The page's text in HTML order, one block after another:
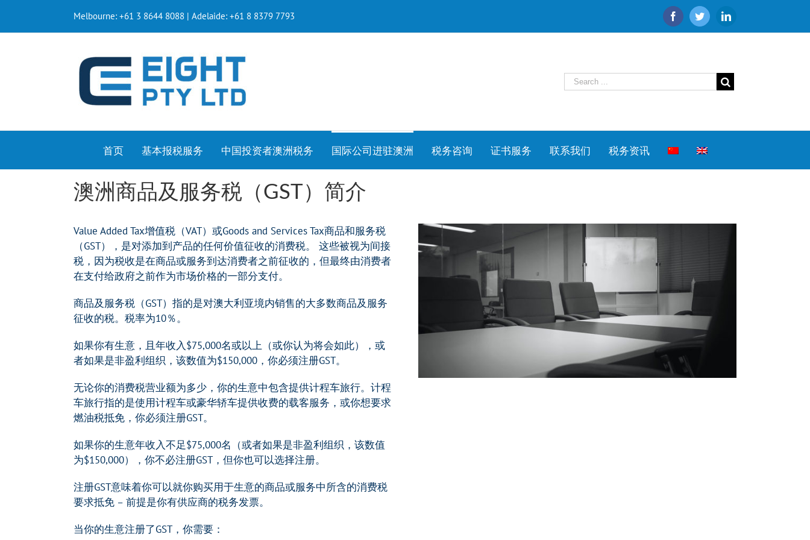
Melbourne: +61 3 8644 8088 | Adelaide: +61 8 8379 7793 FacebookTwitterLinkedin
首页 基本报税服务 中国投资者澳洲税务 国际公司进驻澳洲 税务咨询 证书服务 联系我们 税务资讯
澳洲商品及服务税（GST）简介
Value Added Tax增值税（VAT）或Goods and Services Tax商品和服务税
（GST），是对添加到产品的任何价值征收的消费税。 这些被视为间接
税，因为税收是在商品或服务到达消费者之前征收的，但最终由消费者
在支付给政府之前作为市场价格的一部分支付。
商品及服务税（GST）指的是对澳大利亚境内销售的大多数商品及服务
征收的税。税率为10％。
如果你有生意，且年收入$75,000名或以上（或你认为将会如此），或
者如果是非盈利组织，该数值为$150,000，你必须注册GST。
无论你的消费税营业额为多少，你的生意中包含提供计程车旅行。计程
车旅行指的是使用计程车或豪华轿车提供收费的载客服务，或你想要求
燃油税抵免，你必须注册GST。
如果你的生意年收入不足$75,000名（或者如果是非盈利组织，该数值
为$150,000），你不必注册GST，但你也可以选择注册。
注册GST意味着你可以就你购买用于生意的商品或服务中所含的消费税
要求抵免 – 前提是你有供应商的税务发票。
当你的生意注册了GST，你需要：